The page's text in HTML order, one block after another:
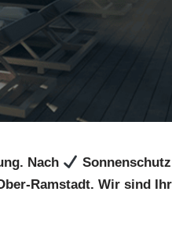
Nach
Ramstadt. Wir sind